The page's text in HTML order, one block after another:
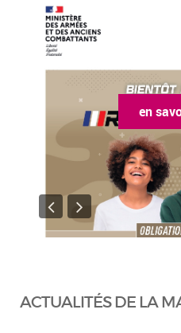
en
ACTUALITÉS DE LA